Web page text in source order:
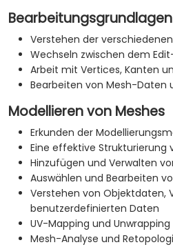
Bearbeitungsgrundlagen
Verstehen der
Wechseln zwischen dem
Arbeit mit Vertices, Kanten
Bearbeiten von Mesh-Daten
Modellieren von Meshes
Erkunden der
Eine effektive Strukturierung
Hinzufügen und Verwalten
Auswählen und Bearbeiten
Verstehen von Objektdaten,
benutzerdefinierten Daten
UV-Mapping und Unwrapping
Mesh-Analyse und